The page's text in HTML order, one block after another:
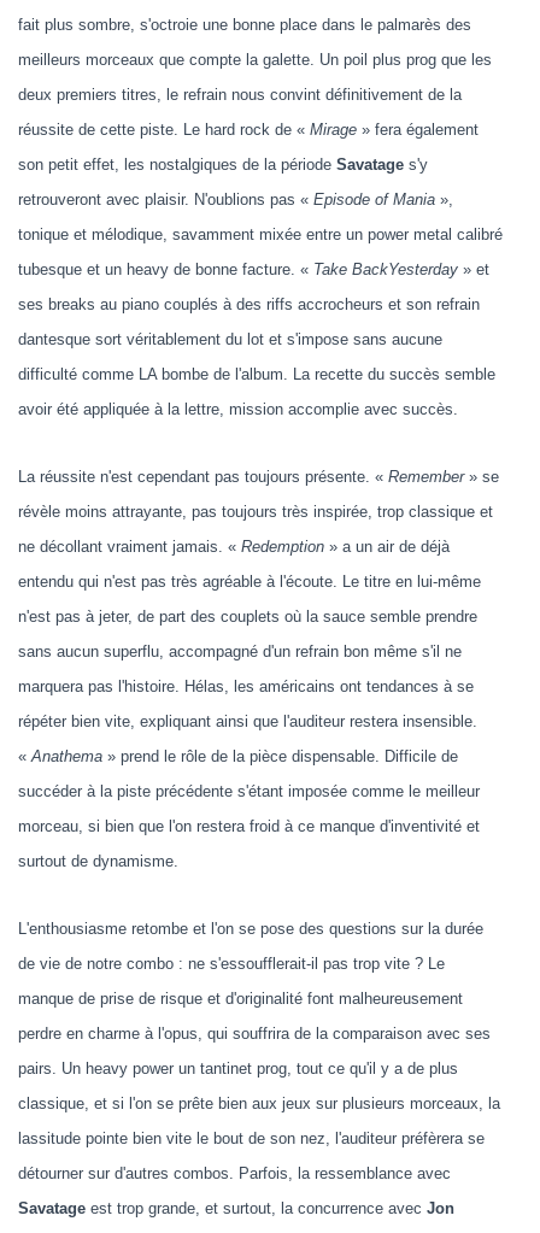
fait plus sombre, s'octroie une bonne place dans le palmarès des
meilleurs morceaux que compte la galette. Un poil plus prog que les
deux premiers titres, le refrain nous convint définitivement de la
réussite de cette piste. Le hard rock de « Mirage » fera également
son petit effet, les nostalgiques de la période Savatage s'y
retrouveront avec plaisir. N'oublions pas « Episode of Mania »,
tonique et mélodique, savamment mixée entre un power metal calibré
tubesque et un heavy de bonne facture. « Take BackYesterday » et
ses breaks au piano couplés à des riffs accrocheurs et son refrain
dantesque sort véritablement du lot et s'impose sans aucune
difficulté comme LA bombe de l'album. La recette du succès semble
avoir été appliquée à la lettre, mission accomplie avec succès.
La réussite n'est cependant pas toujours présente. « Remember» se
révèle moins attrayante, pas toujours très inspirée, trop classique et
ne décollant vraiment jamais. « Redemption » a un air de déjà
entendu qui n'est pas très agréable à l'écoute. Le titre en lui-même
n'est pas à jeter, de part des couplets où la sauce semble prendre
sans aucun superflu, accompagné d'un refrain bon même s'il ne
marquera pas l'histoire. Hélas, les américains ont tendances à se
répéter bien vite, expliquant ainsi que l'auditeur restera insensible.
«Anathema » prend le rôle de la pièce dispensable. Difficile de
succéder à la piste précédente s'étant imposée comme le meilleur
morceau, si bien que l'on restera froid à ce manque d'inventivité et
surtout de dynamisme.
L'enthousiasme retombe et l'on se pose des questions sur la durée
de vie de notre combo : ne s'essoufflerait-il pas trop vite ? Le
manque de prise de risque et d'originalité font malheureusement
perdre en charme à l'opus, qui souffrira de la comparaison avec ses
pairs. Un heavy power un tantinet prog, tout ce qu'il y a de plus
classique, et si l'on se prête bien aux jeux sur plusieurs morceaux, la
lassitude pointe bien vite le bout de son nez, l'auditeur préfèrera se
détourner sur d'autres combos. Parfois, la ressemblance avec
Savatage est trop grande, et surtout, la concurrence avec Jon